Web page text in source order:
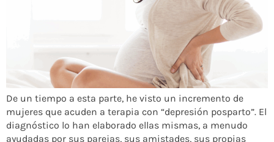
De un tiempo a esta parte, he visto un incremento de
mujeres que acuden a terapia con “depresión posparto”. El
diagnóstico lo han elaborado ellas mismas, a menudo
ayudadas por sus parejas, sus amistades, sus propias